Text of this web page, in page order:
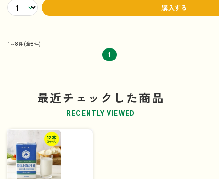
購入する
1～8件 (全8件)
1
最近チェックした商品
RECENTLY VIEWED